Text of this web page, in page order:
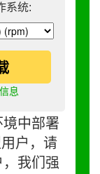
系统:
信息
中部署
户，请
我们强